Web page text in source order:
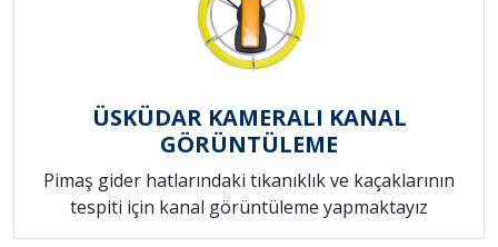
ÜSKÜDAR KAMERALI KANAL
GÖRÜNTÜLEME
Pimaş gider hatlarındaki tıkanıklık ve kaçaklarının
tespiti için kanal görüntüleme yapmaktayız